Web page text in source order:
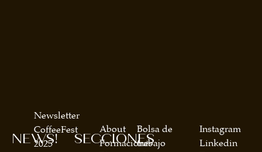
SECCIONES
About
Formaciones
Bolsa de
trabajo
NEWS!
Newsletter
CoffeeFest
2025
Instagram
Linkedin